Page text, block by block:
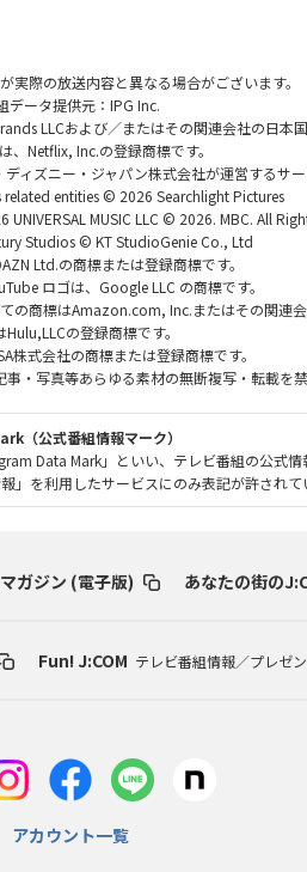
実際の放送内容と異なる場合がございます。
データ提供元：IPG Inc.
LLCおよび／またはその関連会社の日本
、Netflix, Inc.の登録商標です。
ィズニー・ジャパン株式会社が運営するサー
entities © 2026 Searchlight Pictures
MUSIC LLC © 2026. MBC. All
Studios © KT StudioGenie Co., Ltd
Ltd.の商標または登録商標です。
ロゴは、Google LLC の商標です。
商標はAmazon.com, Inc.またはその関連会
Hulu,LLCの登録商標です。
株式会社の商標または登録商標です。
・写真等あらゆる素材の無断複写・転載を禁
公式番組情報マーク）
Data Mark」といい、テレビ番組の公式情
」を利用したサービスにのみ表記が許されて
ガジン (電子版) あなたの街の
Fun! J:COM テレビ番組情報／プレゼ
アカウント一覧